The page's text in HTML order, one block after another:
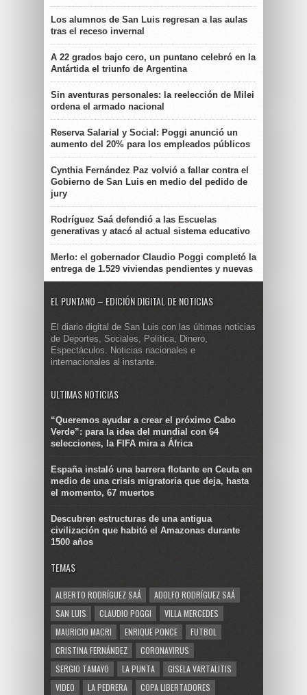
Los alumnos de San Luis regresan a las aulas
tras el receso invernal
A 22 grados bajo cero, un puntano celebró en la
Antártida el triunfo de Argentina
Sin aventuras personales: la reelección de Milei
ordena el armado nacional
Reserva Salarial y Social: Poggi anunció un
aumento del 20% para los empleados públicos
Cynthia Fernández Paz volvió a fallar contra el
Gobierno de San Luis en medio del pedido de
jury
Rodríguez Saá defendió a las Escuelas
generativas y atacó al actual sistema educativo
Merlo: el gobernador Claudio Poggi completó la
entrega de 1.529 viviendas pendientes y nuevas
EL PUNTANO – EDICIÓN DIGITAL DE NOTICIAS
El diario digital de San Luis con las últimas noticias
de Deportes, Sociales, Política, Dinero,
Espectáculos. Noticias nacionales e
internacionales al instante.
ULTIMAS NOTICIAS
“Queremos ayudar a crear el próximo Cabo
Verde”: para la idea del mundial con 64
selecciones, la FIFA mira a África
España instaló una barrera flotante en Ceuta en
medio de una crisis migratoria que deja, hasta
el momento, 67 muertos
Descubren estructuras de una antigua
civilización que habitó el Amazonas durante
1500 años
TEMAS
ALBERTO RODRÍGUEZ SAÁ
ADOLFO RODRÍGUEZ SAÁ
SAN LUIS
CLAUDIO POGGI
VILLA MERCEDES
MAURICIO MACRI
ENRIQUE PONCE
FUTBOL
CRISTINA FERNÁNDEZ
CORONAVIRUS
SERGIO TAMAYO
LA PUNTA
GISELA VARTALITIS
VIDEO
LA PEDRERA COPA LIBERTADORES